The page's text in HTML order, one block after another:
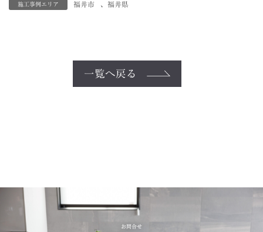
施工事例エリア 福井市 、 福井県
一覧へ戻る
お問合せ